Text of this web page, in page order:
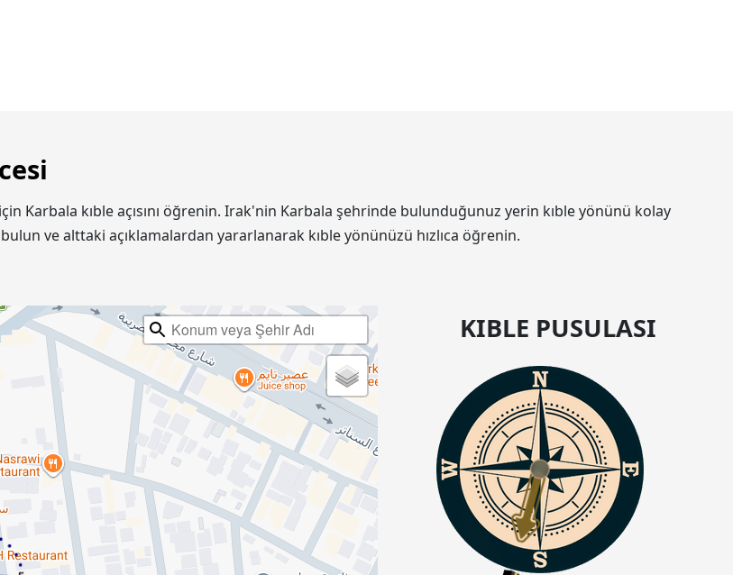
Karbala kıble açısını öğrenin. Irak'nin Karbala şehrinde bulunduğunuz yerin kıble yönünü kolay
ve alttaki açıklamalardan yararlanarak kıble yönünüzü hızlıca öğrenin.
KIBLE PUSULASI